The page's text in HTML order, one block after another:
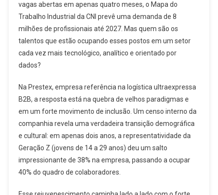
vagas abertas em apenas quatro meses, o Mapa do
Trabalho Industrial da CNI prevê uma demanda de 8
milhões de profissionais até 2027. Mas quem são os
talentos que estão ocupando esses postos em um setor
cada vez mais tecnológico, analítico e orientado por
dados?
Na Prestex, empresa referência na logística ultraexpressa
B2B, a resposta está na quebra de velhos paradigmas e
em um forte movimento de inclusão. Um censo interno da
companhia revela uma verdadeira transição demográfica
e cultural: em apenas dois anos, a representatividade da
Geração Z (jovens de 14 a 29 anos) deu um salto
impressionante de 38% na empresa, passando a ocupar
40% do quadro de colaboradores.